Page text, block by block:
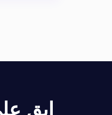
ابق